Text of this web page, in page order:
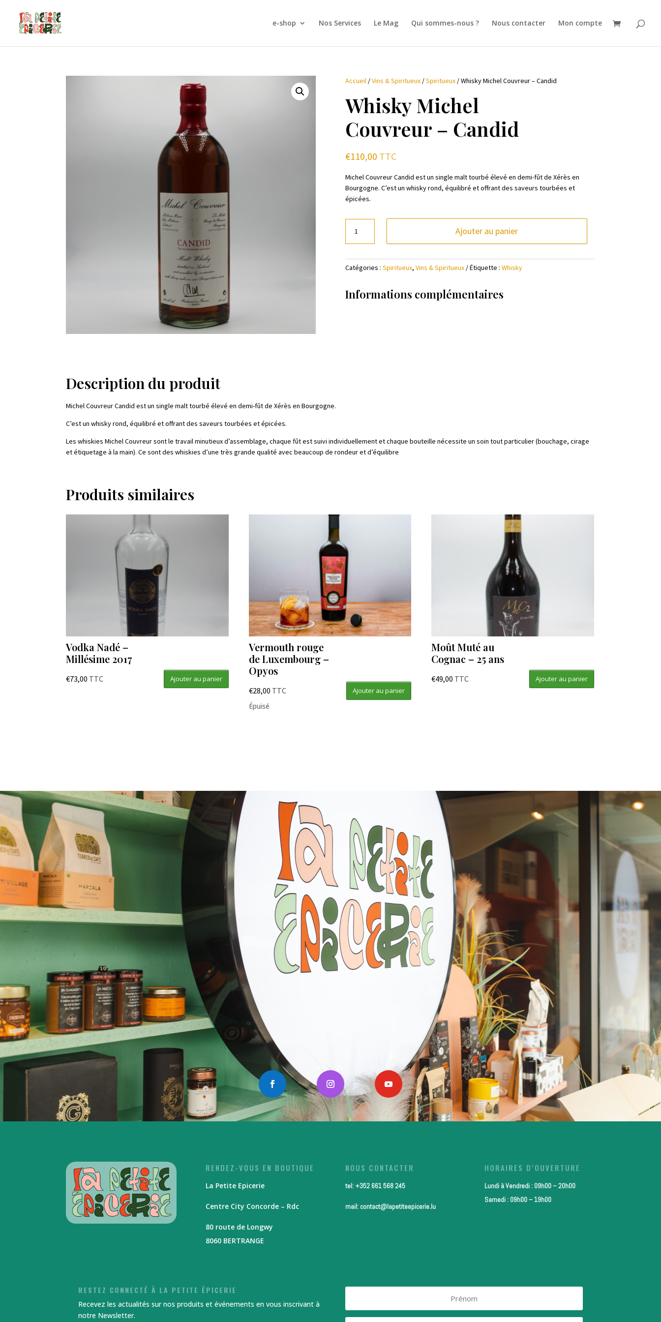
e-shop Nos Services Le Mag Qui sommes-nous ? Nous contacter Mon compte
Accueil /Vins & Spiritueux/Spiritueux/ Whisky Michel Couvreur – Candid
Whisky Michel
Couvreur – Candid
€110,00 TTC
Michel Couvreur Candid est un single malt tourbé élevé en demi-fût de Xérès en
Bourgogne. C’est un whisky rond, équilibré et offrant des saveurs tourbées et
épicées.
Whisky
Michel
Couvreur
Candid
Ajouter au panier
Catégories : Spiritueux, Vins & Spiritueux Étiquette : Whisky
Informations complémentaires
Description du produit
Michel Couvreur Candid est un single malt tourbé élevé en demi-fût de Xérès en Bourgogne.
C’est un whisky rond, équilibré et offrant des saveurs tourbées et épicées.
Les whiskies Michel Couvreur sont le travail minutieux d’assemblage, chaque fût est suivi individuellement et chaque bouteille nécessite un soin tout particulier (bouchage, cirage
et étiquetage à la main). Ce sont des whiskies d’une très grande qualité avec beaucoup de rondeur et d’équilibre
Produits similaires
Vodka Nadé –
Millésime 2017
€73,00 TTC Ajouter au panier
Vermouth rouge
de Luxembourg –
Opyos
€28,00 TTC Ajouter au panier
Épuisé
Moût Muté au
Cognac – 25 ans
€49,00 TTC Ajouter au panier
RENDEZ-VOUS EN BOUTIQUE
La Petite Epicerie
Centre City Concorde – Rdc
80 route de Longwy
8060 BERTRANGE
NOUS CONTACTER
tel: +352 661 568 245
mail: contact@lapetiteepicerie.lu
HORAIRES D’OUVERTURE
Lundi à Vendredi : 09h00 – 20h00
Samedi : 09h00 – 19h00
RESTEZ CONNECTÉ À LA PETITE ÉPICERIE
Recevez les actualités sur nos produits et événements en vous inscrivant à
notre Newsletter.